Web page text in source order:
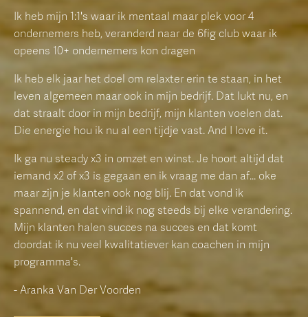
Ik heb mijn 1:1's waar ik mentaal maar plek voor 4
ondernemers heb, veranderd naar de 6fig club waar ik
opeens 10+ ondernemers kon dragen
Ik heb elk jaar het doel om relaxter erin te staan, in het
leven algemeen maar ook in mijn bedrijf. Dat lukt nu, en
dat straalt door in mijn bedrijf, mijn klanten voelen dat.
Die energie hou ik nu al een tijdje vast. And I love it.
Ik ga nu steady x3 in omzet en winst. Je hoort altijd dat
iemand x2 of x3 is gegaan en ik vraag me dan af... oke
maar zijn je klanten ook nog blij. En dat vond ik
spannend, en dat vind ik nog steeds bij elke verandering.
Mijn klanten halen succes na succes en dat komt
doordat ik nu veel kwalitatiever kan coachen in mijn
programma's.
- Aranka Van Der Voorden